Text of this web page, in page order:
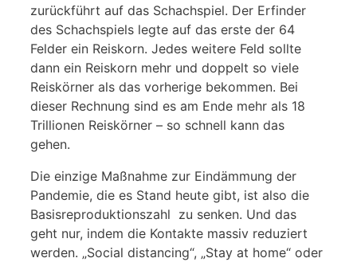
zurückführt auf das Schachspiel. Der Erfinder
des Schachspiels legte auf das erste der 64
Felder ein Reiskorn. Jedes weitere Feld sollte
dann ein Reiskorn mehr und doppelt so viele
Reiskörner als das vorherige bekommen. Bei
dieser Rechnung sind es am Ende mehr als 18
Trillionen Reiskörner – so schnell kann das
gehen.
Die einzige Maßnahme zur Eindämmung der
Pandemie, die es Stand heute gibt, ist also die
Basisreproduktionszahl zu senken. Und das
geht nur, indem die Kontakte massiv reduziert
werden. „Social distancing“, „Stay at home“ oder